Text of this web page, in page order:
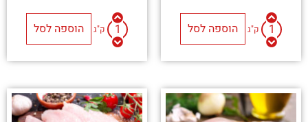
ק"ג הוספה לסל ק"ג הוספה לסל